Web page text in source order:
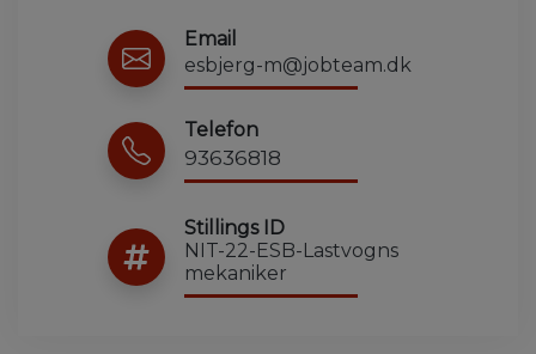
Email
esbjerg-m@jobteam.dk
Telefon
93636818
Stillings ID
NIT-22-ESB-Lastvogns
mekaniker